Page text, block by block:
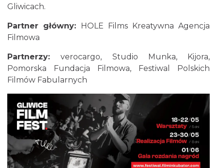
O zbożach, chlebie i ziołach
Chorzów
2026-08-23
Śląsko Wilijo
Chorzów
2026-12-13
19.32 km
Gliwicach.
Partner główny: HOLE Films Kreatywna Agencja
Filmowa
Partnerzy:verocargo, Studio Munka, Kijora,
Pomorska Fundacja Filmowa, Festiwal Polskich
Filmów Fabularnych